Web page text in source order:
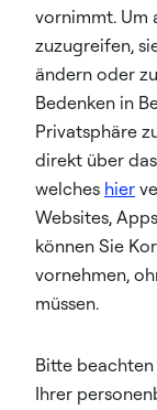
vornimmt. Um
zuzugreifen,
ändern oder
Bedenken in
Privatsphäre
direkt über
welches hier
Websites,
können Sie
vornehmen,
müssen.
Bitte beachten
Ihrer